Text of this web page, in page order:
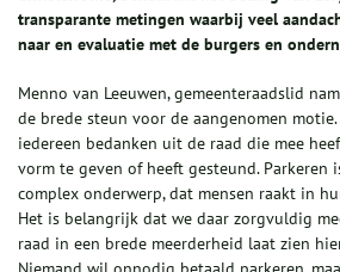
transparante metingen waarbij veel
naar en evaluatie met de burgers en
Menno van Leeuwen, gemeenteraadslid
de brede steun voor de aangenomen
iedereen bedanken uit de raad die mee
vorm te geven of heeft gesteund. Parkeren
complex onderwerp, dat mensen raakt in
Het is belangrijk dat we daar zorgvuldig
raad in een brede meerderheid laat zien